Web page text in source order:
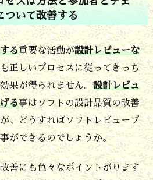
ついて改善する
る重要な活動が設計レビューな
正しいプロセスに従ってきっち
果が得られません。 設計レビュ
る事はソフトの設計品質の改善
、どうすればソフトレビュープ
ができるのでしょうか。
善にも色々なポイントがります